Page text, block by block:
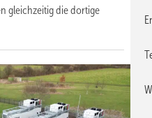
gleichzeitig die dortige